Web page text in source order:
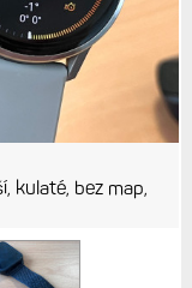
kulaté, bez map,